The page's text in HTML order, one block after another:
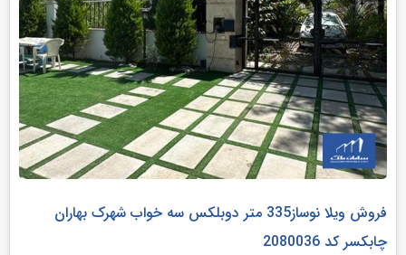
فروش ویلا نوساز335 متر دوبلکس سه خواب شهرک بهاران
چابکسر کد 2080036